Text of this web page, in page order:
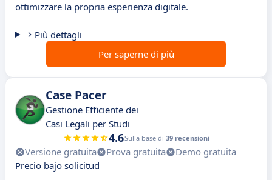
ottimizzare la propria esperienza digitale.
Più dettagli
Per saperne di più
Case Pacer
Gestione Efficiente dei
Casi Legali per Studi
4.6Sulla base di 39 recensioni
Versione gratuita Prova gratuita
Demo gratuita
Precio bajo solicitud